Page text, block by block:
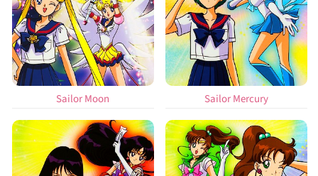
Sailor Moon Sailor Mercury